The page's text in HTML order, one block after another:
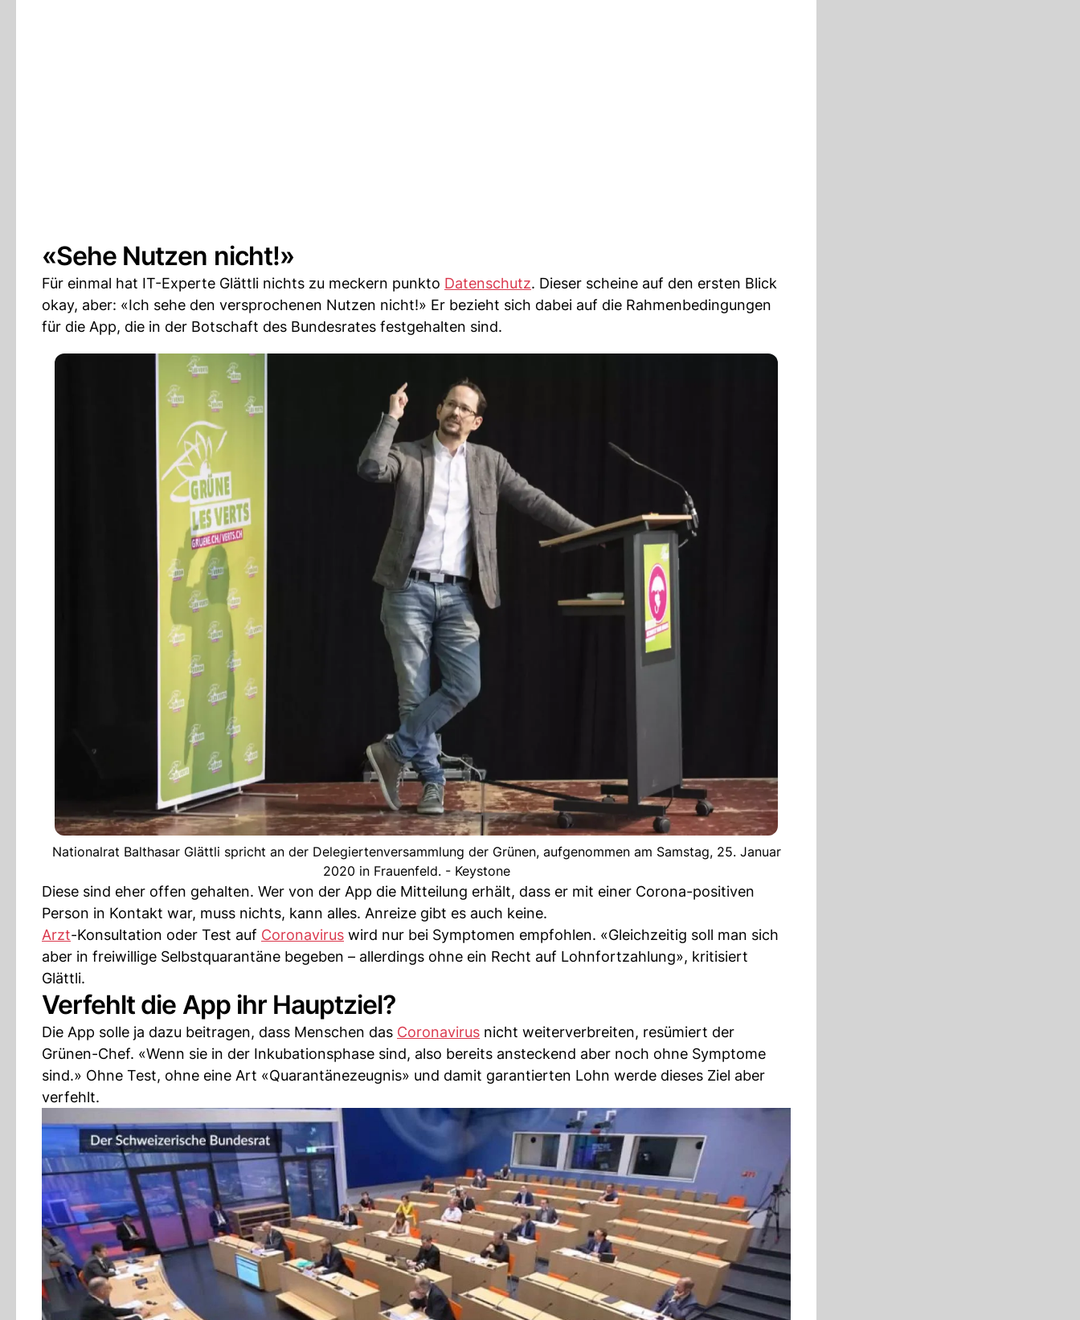
«Sehe Nutzen nicht!»
Für einmal hat IT-Experte Glättli nichts zu meckern punkto Datenschutz. Dieser scheine auf den ersten Blick
okay, aber: «Ich sehe den versprochenen Nutzen nicht!» Er bezieht sich dabei auf die Rahmenbedingungen
für die App, die in der Botschaft des Bundesrates festgehalten sind.
Nationalrat Balthasar Glättli spricht an der Delegiertenversammlung der Grünen, aufgenommen am Samstag, 25. Januar
2020 in Frauenfeld. - Keystone
Diese sind eher offen gehalten. Wer von der App die Mitteilung erhält, dass er mit einer Corona-positiven
Person in Kontakt war, muss nichts, kann alles. Anreize gibt es auch keine.
Arzt-Konsultation oder Test auf Coronavirus wird nur bei Symptomen empfohlen. «Gleichzeitig soll man sich
aber in freiwillige Selbstquarantäne begeben – allerdings ohne ein Recht auf Lohnfortzahlung», kritisiert
Glättli.
Verfehlt die App ihr Hauptziel?
Die App solle ja dazu beitragen, dass Menschen das Coronavirus nicht weiterverbreiten, resümiert der
Grünen-Chef. «Wenn sie in der Inkubationsphase sind, also bereits ansteckend aber noch ohne Symptome
sind.» Ohne Test, ohne eine Art «Quarantänezeugnis» und damit garantierten Lohn werde dieses Ziel aber
verfehlt.